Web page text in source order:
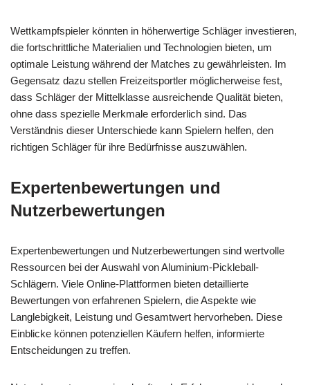
Wettkampfspieler könnten in höherwertige Schläger investieren,
die fortschrittliche Materialien und Technologien bieten, um
optimale Leistung während der Matches zu gewährleisten. Im
Gegensatz dazu stellen Freizeitsportler möglicherweise fest,
dass Schläger der Mittelklasse ausreichende Qualität bieten,
ohne dass spezielle Merkmale erforderlich sind. Das
Verständnis dieser Unterschiede kann Spielern helfen, den
richtigen Schläger für ihre Bedürfnisse auszuwählen.
Expertenbewertungen und
Nutzerbewertungen
Expertenbewertungen und Nutzerbewertungen sind wertvolle
Ressourcen bei der Auswahl von Aluminium-Pickleball-
Schlägern. Viele Online-Plattformen bieten detaillierte
Bewertungen von erfahrenen Spielern, die Aspekte wie
Langlebigkeit, Leistung und Gesamtwert hervorheben. Diese
Einblicke können potenziellen Käufern helfen, informierte
Entscheidungen zu treffen.